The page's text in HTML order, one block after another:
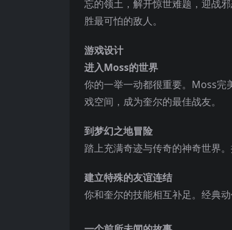
忘的领土，解开惊世难题，迎战
胜最可怕的敌人。
游戏设计
进入Moss的世界
你的一举一动都很重要。Moss完
戏空间，成为奎尔的最佳战友。
到梦幻之地冒险
踏上充满奇迹与传奇的神奇世界
建立特殊的友谊连结
你和奎尔的技能相互补足。经典